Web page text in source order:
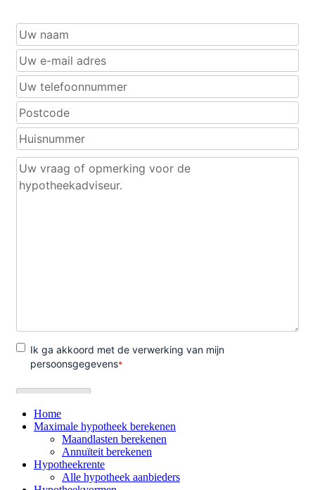
Home
Maximale hypotheek berekenen
Maandlasten berekenen
Annuïteit berekenen
Hypotheekrente
Alle hypotheek aanbieders